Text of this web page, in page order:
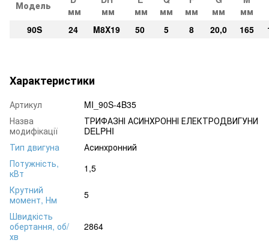
Модель
мм
мм
мм
мм
мм
мм
мм
90S
24 M8X19 50 5 8 20,0 165
Характеристики
Артикул
MI_90S-4B35
Назва
модифікації
ТРИФАЗНІ АСИНХРОННІ ЕЛЕКТРОДВИГУНИ
DELPHI
Тип двигуна
Асинхронний
Потужність,
кВт
1,5
Крутний
момент, Нм
5
Швидкість
обертання, об/
хв
2864